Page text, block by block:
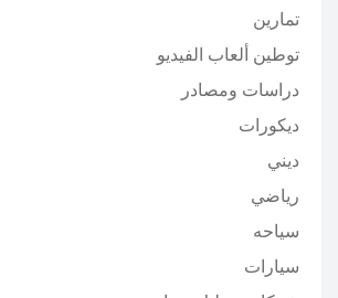
تمارين
توطين ألعاب الفيديو
دراسات ومصادر
ديكورات
ديني
رياضي
سياحه
سيارات